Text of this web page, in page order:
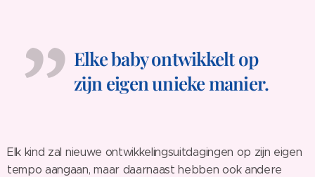
Elke baby ontwikkelt op
zijn eigen unieke manier.
Elk kind zal nieuwe ontwikkelingsuitdagingen op zijn eigen
tempo aangaan, maar daarnaast hebben ook andere